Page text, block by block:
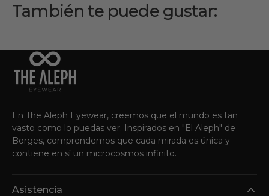
También te puede gustar:
En The Aleph Eyewear, creemos que el mundo es tan
vasto como lo puedas ver. Inspirados en "El Aleph" de
Borges, comprendemos que cada mirada es única y
contiene en sí un microcosmos infinito.
Asistencia